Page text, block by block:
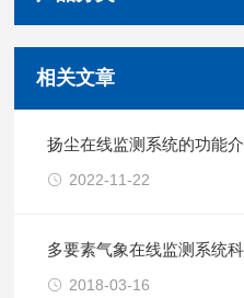
相关文章
扬尘在线监测系统的功能
2022-11-22
多要素气象在线监测系统
2018-03-16